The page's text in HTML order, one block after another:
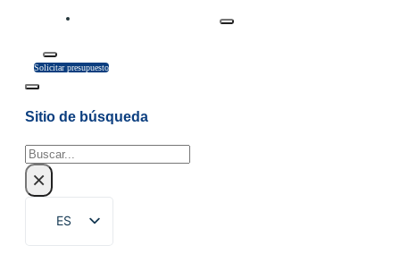
Solicitar presupuesto
Sitio de búsqueda
Buscar
×
ES
EN